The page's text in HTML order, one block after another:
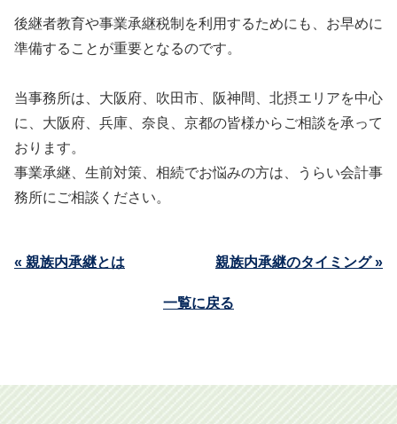
後継者教育や事業承継税制を利用するためにも、お早めに
準備することが重要となるのです。
当事務所は、大阪府、吹田市、阪神間、北摂エリアを中心
に、大阪府、兵庫、奈良、京都の皆様からご相談を承って
おります。
事業承継、生前対策、相続でお悩みの方は、うらい会計事
務所にご相談ください。
« 親族内承継とは 親族内承継のタイミング »
一覧に戻る